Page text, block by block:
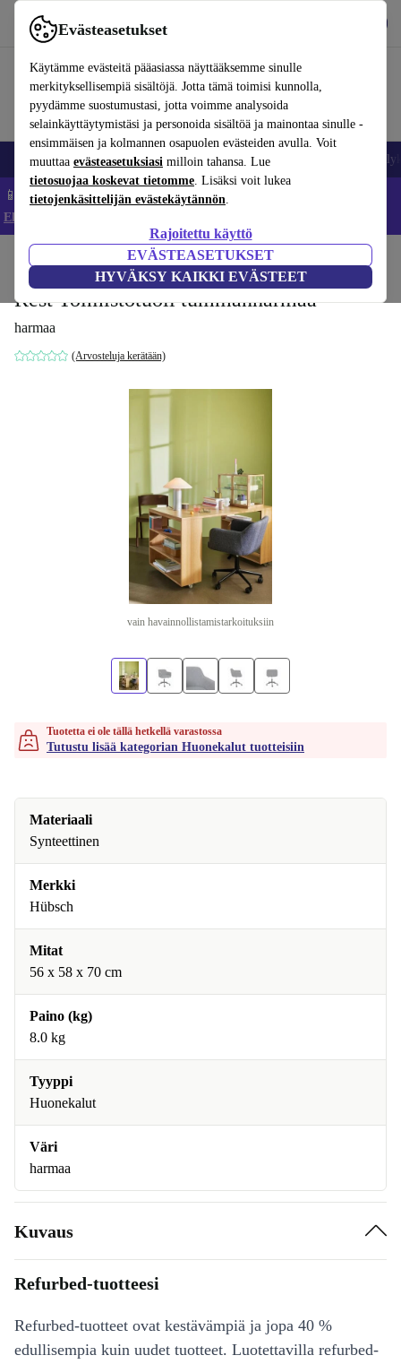
Evästeasetukset
Käytämme evästeitä pääasiassa näyttääksemme sinulle
merkityksellisempiä sisältöjä. Jotta tämä toimisi kunnolla,
pyydämme suostumustasi, jotta voimme analysoida
selainkäyttäytymistäsi ja personoida sisältöä ja mainontaa sinulle -
ensimmäisen ja kolmannen osapuolen evästeiden avulla. Voit
muuttaa evästeasetuksiasi milloin tahansa. Lue
tietosuojaa koskevat tietomme. Lisäksi voit lukea
tietojenkäsittelijän evästekäytännön.
Rajoitettu käyttö
EVÄSTEASETUKSET
HYVÄKSY KAIKKI EVÄSTEET
Käytä refurbed-palvelua nopeasti ja helposti
Matkapuhelimet ja älypuhelimet Kannettavat tietokoneet
📱 Säästä 5 % LISÄÄ iPhoneista – Koodi: IPHONEDEAL –
Ehdot ja säännöt
Huonekalut
Rest Toimistotuoli tummanharmaa
harmaa
(Arvosteluja kerätään)
vain havainnollistamistarkoituksiin
Tuotetta ei ole tällä hetkellä varastossa
Tutustu lisää kategorian Huonekalut tuotteisiin
Materiaali
Synteettinen
Merkki
Hübsch
Mitat
56 x 58 x 70 cm
Paino (kg)
8.0 kg
Tyyppi
Huonekalut
Väri
harmaa
Kuvaus
Refurbed-tuotteesi
Refurbed-tuotteet ovat kestävämpiä ja jopa 40 %
edullisempia kuin uudet tuotteet. Luotettavilla refurbed-